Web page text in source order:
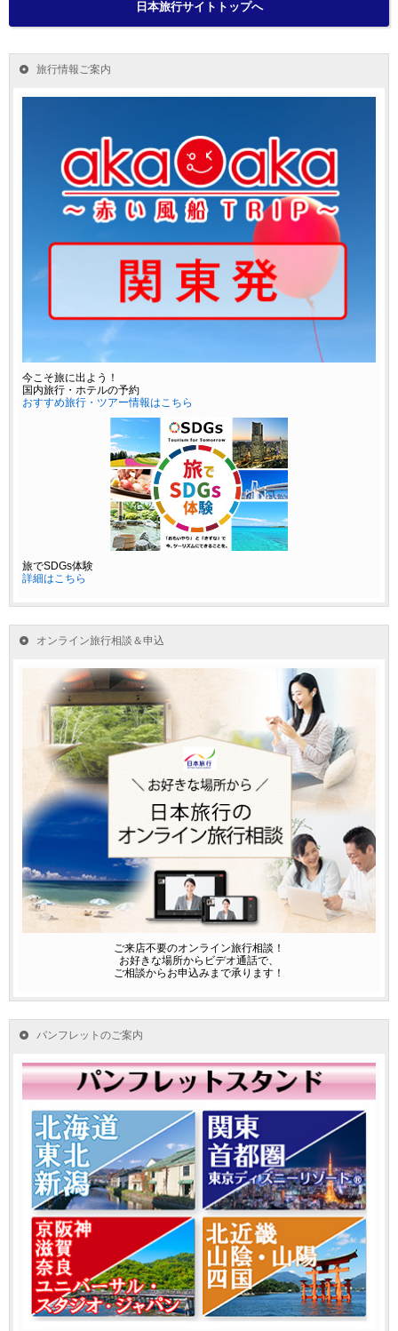
日本旅行サイトトップへ
旅行情報ご案内
今こそ旅に出よう！
国内旅行・ホテルの予約
おすすめ旅行・ツアー情報はこちら
旅でSDGs体験
詳細はこちら
オンライン旅行相談＆申込
ご来店不要のオンライン旅行相談！
お好きな場所からビデオ通話で、
ご相談からお申込みまで承ります！
パンフレットのご案内